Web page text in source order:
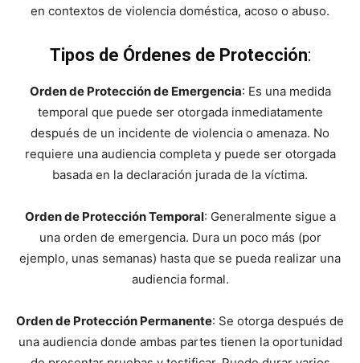
en contextos de violencia doméstica, acoso o abuso.
Tipos de Órdenes de Protección:
Orden de Protección de Emergencia: Es una medida
temporal que puede ser otorgada inmediatamente
después de un incidente de violencia o amenaza. No
requiere una audiencia completa y puede ser otorgada
basada en la declaración jurada de la víctima.
Orden de Protección Temporal: Generalmente sigue a
una orden de emergencia. Dura un poco más (por
ejemplo, unas semanas) hasta que se pueda realizar una
audiencia formal.
Orden de Protección Permanente: Se otorga después de
una audiencia donde ambas partes tienen la oportunidad